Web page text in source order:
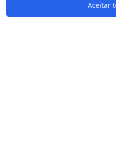
Secretaria municipal de
Aceitar